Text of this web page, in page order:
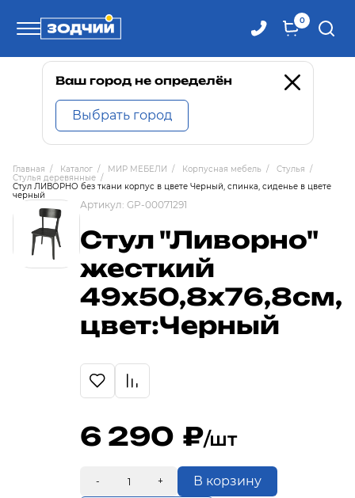
0
Телефоны
8 800 100-71-71
8 (4242) 30-00-27
8 (4242) 30-00-72
Ваш город не определён
Выбрать город
Главная / Каталог / МИР МЕБЕЛИ / Корпусная мебель / Стулья /
Стулья деревянные /
Стул ЛИВОРНО без ткани корпус в цвете Черный, спинка, сиденье в цвете
черный
Артикул: GP-00071291
Стул "Ливорно"
жесткий
49х50,8х76,8см,
цвет:Черный
6 290 /шт
- + В корзину